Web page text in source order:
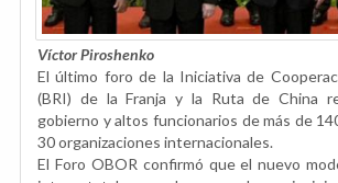
Víctor Piroshenko
El último foro de la Iniciativa de
(BRI) de la Franja y la Ruta de China
gobierno y altos funcionarios de más de
30 organizaciones internacionales.
El Foro OBOR confirmó que el nuevo